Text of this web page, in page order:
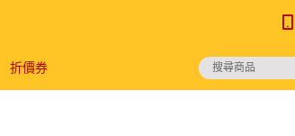
折價券